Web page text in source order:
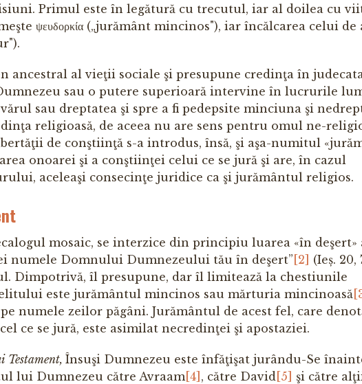
Primul este în legătură cu trecutul, iar al doilea cu
ψευδορκία („jurământ mincinos"), iar încălcarea celui de
ancestral al vieţii sociale şi presupune credinţa în
sau o putere superioară intervine în lucrurile
sau dreptatea şi spre a fi pedepsite minciuna şi
religioasă, de aceea nu are sens pentru omul ne-
de conştiinţă s-a introdus, însă, şi aşa-numitul
onoarei şi a conştiinţei celui ce se jură şi are, în cazul
aceleaşi consecinţe juridice ca şi jurământul religios.
mosaic, se interzice din principiu luarea «în deşert»
numele Domnului Dumnezeului tău în deşert” [2] (Ieș. 20,
Dimpotrivă, îl presupune, dar îl limitează la chestiunile
este jurământul mincinos sau mărturia mincinoasă
numele zeilor păgâni. Jurământul de acest fel, care
ce se jură, este asimilat necredinţei şi apostaziei.
Testament, Însuşi Dumnezeu este înfăţişat jurându-Se
lui Dumnezeu către Avraam [4] , către David [5] şi către